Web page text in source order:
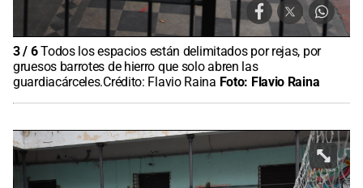
3/ 6Todos los espacios están delimitados por rejas, por
gruesos barrotes de hierro que solo abren las
guardiacárceles.Crédito: Flavio Raina Foto: Flavio Raina